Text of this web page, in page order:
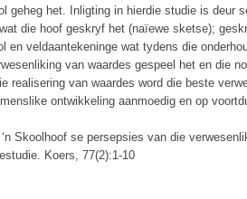
geheg het. Inligting in hierdie studie is deur
die hoof geskryf het (naïewe sketse);
en veldaantekeninge wat tydens die
van waardes gespeel het en die
realisering van waardes word die beste
ontwikkeling aanmoedig en op
Skoolhoof se persepsies van die
Koers, 77(2):1-10